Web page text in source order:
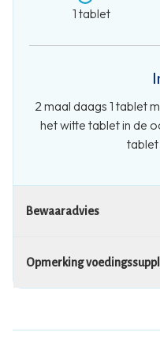
1 tablet
2 maal daags 1 tablet
het witte tablet in de
tablet
Bewaaradvies
Opmerking